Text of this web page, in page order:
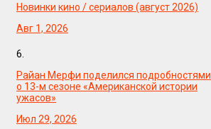
Новинки кино / сериалов (август 2026)
Авг 1, 2026
6.
Райан Мерфи поделился подробностями
о 13-м сезоне «Американской истории
ужасов»
Июл 29, 2026